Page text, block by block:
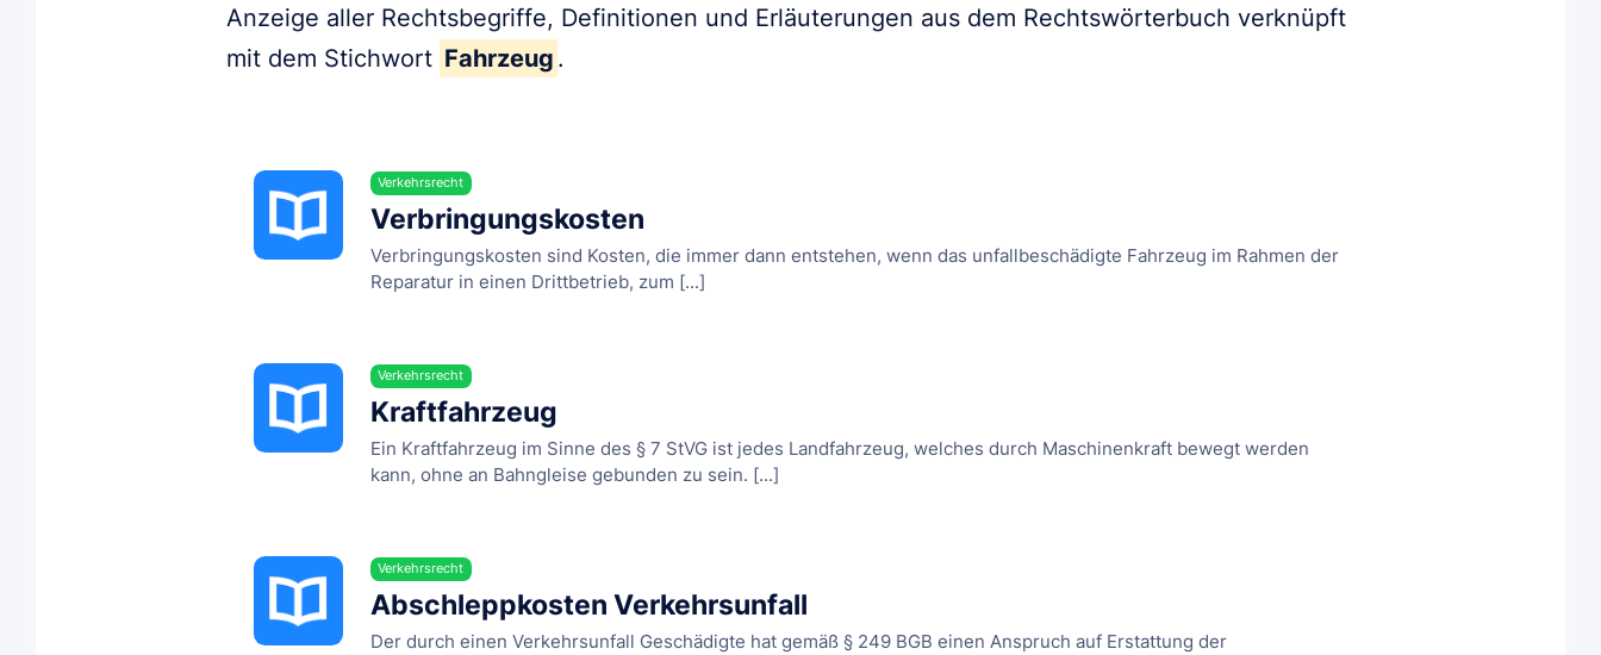
Anzeige aller Rechtsbegriffe, Definitionen und Erläuterungen aus dem Rechtswörterbuch verknüpft
mit dem Stichwort Fahrzeug .
Verkehrsrecht
Verbringungskosten
Verbringungskosten sind Kosten, die immer dann entstehen, wenn das unfallbeschädigte Fahrzeug im Rahmen der
Reparatur in einen Drittbetrieb, zum [...]
Verkehrsrecht
Kraftfahrzeug
Ein Kraftfahrzeug im Sinne des § 7 StVG ist jedes Landfahrzeug, welches durch Maschinenkraft bewegt werden
kann, ohne an Bahngleise gebunden zu sein. [...]
Verkehrsrecht
Abschleppkosten Verkehrsunfall
Der durch einen Verkehrsunfall Geschädigte hat gemäß § 249 BGB einen Anspruch auf Erstattung der